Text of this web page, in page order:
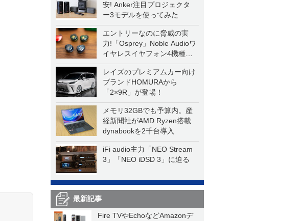
安! Anker注目プロジェクタ
ー3モデルを使ってみた
エントリーなのに脅威の実
力!「Osprey」Noble Audioワ
イヤレスイヤフォン4機種を
一気に聴く
レイズのプレミアムカー向け
ブランドHOMURAから
「2×9R」が登場！
メモリ32GBでも予算内。産
経新聞社がAMD Ryzen搭載
dynabookを2千台導入
iFi audio主力「NEO Stream
3」「NEO iDSD 3」に迫る
最新記事
Fire TVやEchoなどAmazonデ